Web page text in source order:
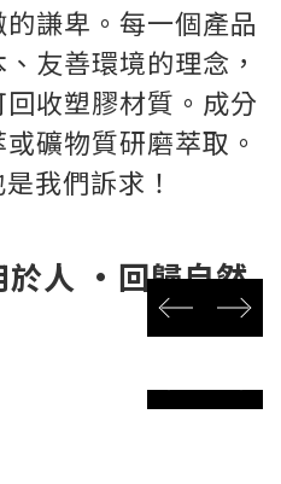
謙卑。每一個產品
友善環境的理念，
收塑膠材質。成分
礦物質研磨萃取。
我們訴求！
人 •回歸自然
prev
next